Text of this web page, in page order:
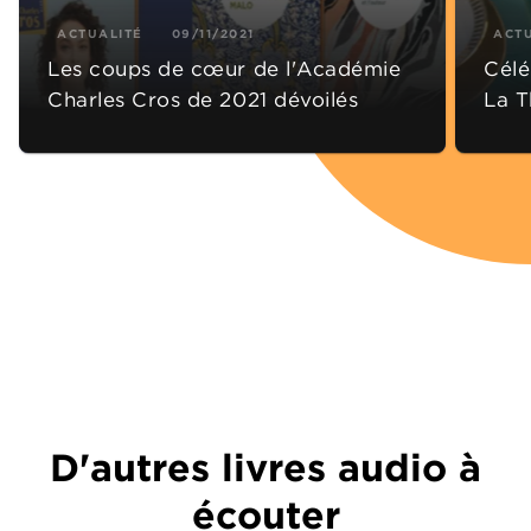
ACTUALITÉ 09/11/2021
Les coups de cœur de l'Académie
Charles Cros de 2021 dévoilés
La
D'autres livres audio à
écouter